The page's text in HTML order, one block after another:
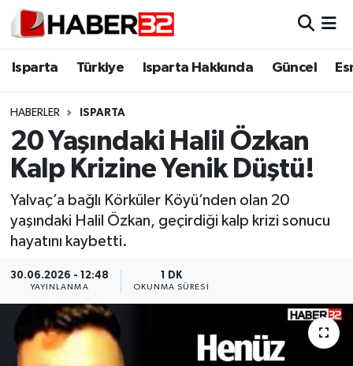
Isparta Türkiye Isparta Hakkında Güncel
HABERLER ISPARTA
20 Yaşındaki Halil Özkan
Kalp Krizine Yenik Düştü!
Yalvaç’a bağlı Körküler Köyü’nden olan 20
yaşındaki Halil Özkan, geçirdiği kalp krizi sonucu
hayatını kaybetti.
30.06.2026 - 12:48
YAYINLANMA
1 DK
OKUNMA SÜRESI
Isparta
Esnaf Diyor ki;
ASAYİŞ
BİLİM VE TEKNOLOJİ
GENEL
Güncel
Isparta Nöbetçi Eczaneler
Isparta Trafik Yoğunluk Haritası
Süper Lig Puan Durumu ve Fikstür
Tüm Manşetler
Haber Arşivi